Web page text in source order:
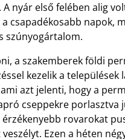
nyár első felében alig
csapadékosabb napok,
szúnyogártalom.
a szakemberek földi
kezelik a települések
azt jelenti, hogy a
cseppekre porlasztva
rovarokat
Ezen a héten